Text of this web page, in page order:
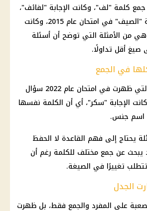
2013، جاء جمع كلمة "لف"، وكانت الإجابة "لفائف"،
بينما ظهر جمع كلمة "الصيف" في امتحان عام 2015، وكانت
من الأمثلة التي توضح أن أسئلة
أقل تداولًا.
في الجمع
من النماذج اللافتة التي ظهرت في امتحان عام 2022 سؤال
الإجابة "سكر"، أي أن الكلمة نفسها
اسم جنس.
يحتاج إلى فهم القاعدة لا الحفظ
يبحث عن جمع مختلف للكلمة رغم أن
تغييرًا في الصيغة.
الجدل
على المفرد والجمع فقط، بل ظهرت